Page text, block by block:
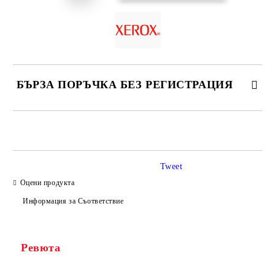
БЪРЗА ПОРЪЧКА БЕЗ РЕГИСТРАЦИЯ
Ние ще се свържем с вас в рамките на работния ден.
Оцени продукта
Информация за Съответствие
Tweet
Ревюта